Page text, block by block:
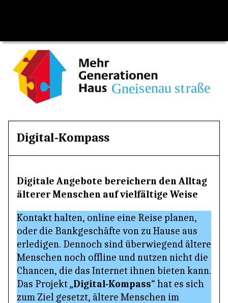
Digital-Kompass
Digitale Angebote bereichern den Alltag
älterer Menschen auf vielfältige Weise
Kontakt halten, online eine Reise planen,
oder die Bankgeschäfte von zu Hause aus
erledigen. Dennoch sind überwiegend ältere
Menschen noch offline und nutzen nicht die
Chancen, die das Internet ihnen bieten kann.
Das Projekt „Digital-Kompass“ hat es sich
zum Ziel gesetzt, ältere Menschen im